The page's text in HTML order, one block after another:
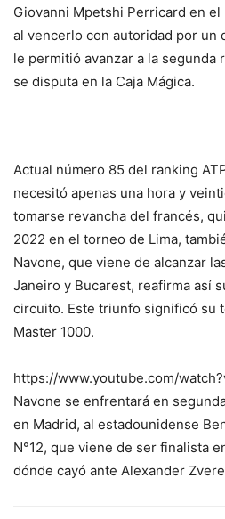
Giovanni Mpetshi Perricard en el
al vencerlo con autoridad por un
le permitió avanzar a la segunda
se disputa en la Caja Mágica.
Actual número 85 del ranking
necesitó apenas una hora y
tomarse revancha del francés,
2022 en el torneo de Lima,
Navone, que viene de alcanzar
Janeiro y Bucarest, reafirma así
circuito. Este triunfo significó su
Master 1000.
https://www.youtube.com/
Navone se enfrentará en
en Madrid, al estadounidense
N°12, que viene de ser finalista
dónde cayó ante Alexander